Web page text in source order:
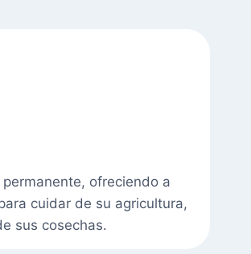
ofreciendo a
cuidar de su agricultura,
sus cosechas.